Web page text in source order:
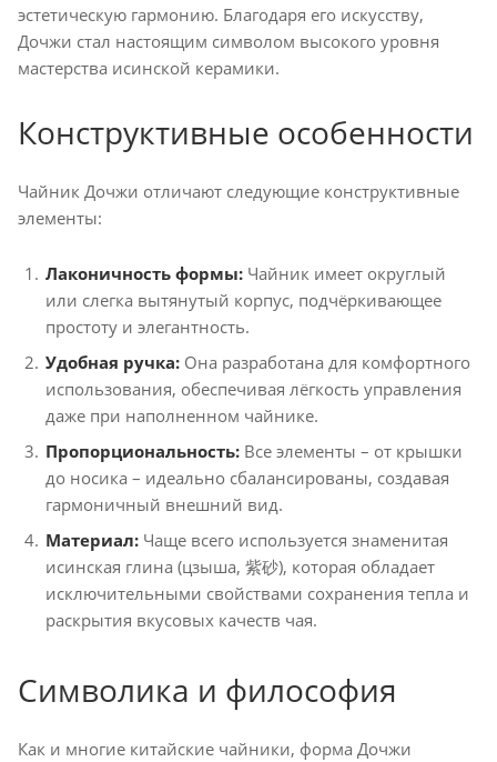
эстетическую гармонию. Благодаря его искусству,
Дочжи стал настоящим символом высокого уровня
мастерства исинской керамики.
Конструктивные особенности
Чайник Дочжи отличают следующие конструктивные
элементы:
Лаконичность формы: Чайник имеет округлый
или слегка вытянутый корпус, подчёркивающее
простоту и элегантность.
Удобная ручка: Она разработана для комфортного
использования, обеспечивая лёгкость управления
даже при наполненном чайнике.
Пропорциональность: Все элементы – от крышки
до носика – идеально сбалансированы, создавая
гармоничный внешний вид.
Материал: Чаще всего используется знаменитая
исинская глина (цзыша, 紫砂), которая обладает
исключительными свойствами сохранения тепла и
раскрытия вкусовых качеств чая.
Символика и философия
Как и многие китайские чайники, форма Дочжи